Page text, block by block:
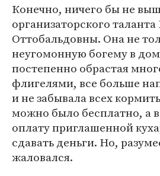
Конечно, ничего бы не
организаторского
Оттобальдовны. Она не
неугомонную богему в
постепенно обрастая
флигелями, все больше
и не забывала всех
можно было бесплатно, а
оплату приглашенной
сдавать деньги. Но,
жаловался.